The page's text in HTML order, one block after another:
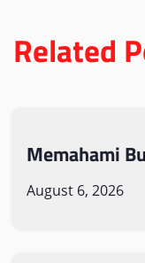
Related
Memahami
August 6, 2026